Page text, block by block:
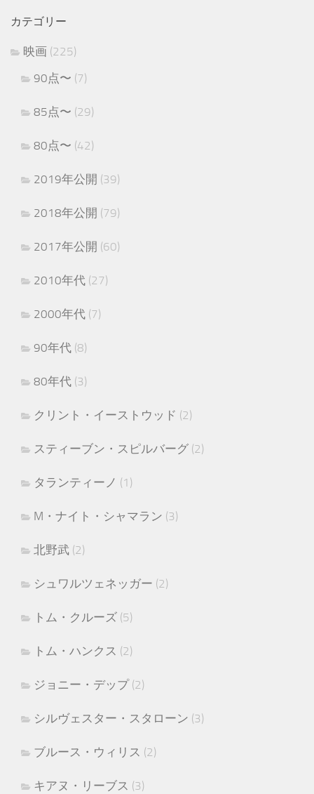
カテゴリー
映画 (225)
90点〜 (7)
85点〜 (29)
80点〜 (42)
2019年公開 (39)
2018年公開 (79)
2017年公開 (60)
2010年代 (27)
2000年代 (7)
90年代 (8)
80年代 (3)
クリント・イーストウッド (2)
スティーブン・スピルバーグ (2)
タランティーノ (1)
M・ナイト・シャマラン (3)
北野武 (2)
シュワルツェネッガー (2)
トム・クルーズ (5)
トム・ハンクス (2)
ジョニー・デップ(2)
シルヴェスター・スタローン (3)
ブルース・ウィリス (2)
キアヌ・リーブス (3)